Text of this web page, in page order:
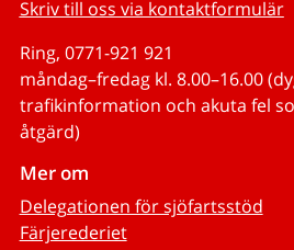
Skriv till oss via kontaktformulär
Ring, 0771-921 921
måndag–fredag kl. 8.00–16.00
trafikinformation och akuta fel
åtgärd)
Mer om
Delegationen för sjöfartsstöd
Färjerederiet